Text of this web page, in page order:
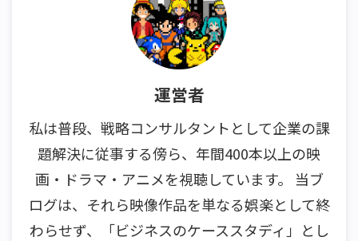
運営者
私は普段、戦略コンサルタントとして企業の課
題解決に従事する傍ら、年間400本以上の映
画・ドラマ・アニメを視聴しています。 当ブ
ログは、それら映像作品を単なる娯楽として終
わらせず、「ビジネスのケーススタディ」とし